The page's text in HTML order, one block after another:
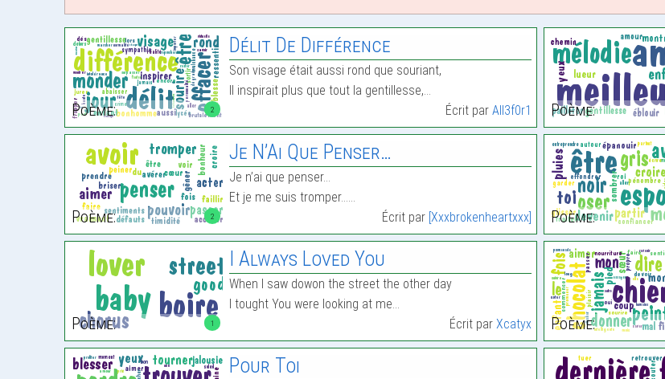
2
Poème:
Délit De Différence
Son visage était aussi rond que souriant,
Il inspirait plus que tout la gentillesse,…
Écrit parAll3f0r1 Poème:
2
Poème:
Je N’Ai Que Penser…
Je n’ai que penser…
Et je me suis tromper……
Écrit par [Xxxbrokenheartxxx] Poème:
1
Poème:
I Always Loved You
When I saw dowon the street the other day
I tought You were looking at me…
Écrit parXcatyx Poème:
Pour Toi